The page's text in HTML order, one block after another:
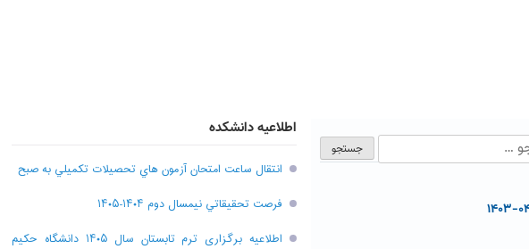
اطلاعیه دانشکده
انتقال ساعت امتحان آزمون هاي تحصيلات تکميلي به صبح
فرصت تحقيقاتي نیمسال دوم ۱۴۰۴-۱۴۰۵
اطلاعیه برگزاری ترم تابستان سال ۱۴۰۵ دانشگاه حکیم